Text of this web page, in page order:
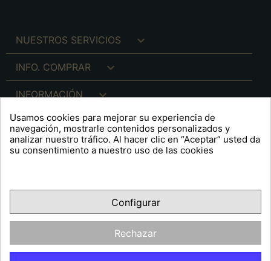
NUESTROS SERVICIOS 
INFO. COMPRAR 
INFORMACIÓN 
INFO. LEGAL 
FacebookYouTubePinterest
OPINIONES CLIENTES
Usamos cookies para mejorar su experiencia de
navegación, mostrarle contenidos personalizados y
analizar nuestro tráfico. Al hacer clic en “Aceptar” usted da
su consentimiento a nuestro uso de las cookies
Configurar
Rechazar